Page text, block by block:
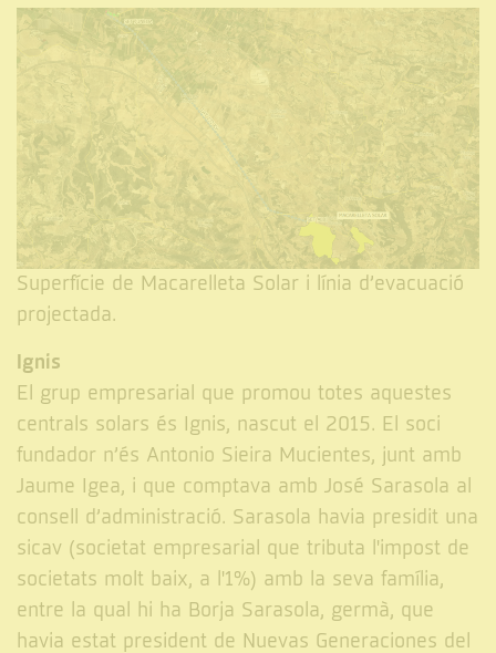
Superfície de Macarelleta Solar i línia d’evacuació
projectada.
Ignis
El grup empresarial que promou totes aquestes
centrals solars és Ignis, nascut el 2015. El soci
fundador n’és Antonio Sieira Mucientes, junt amb
Jaume Igea, i que comptava amb José Sarasola al
consell d’administració. Sarasola havia presidit una
sicav (societat empresarial que tributa l'impost de
societats molt baix, a l'1%) amb la seva família,
entre la qual hi ha Borja Sarasola, germà, que
havia estat president de Nuevas Generaciones del